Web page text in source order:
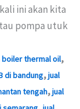
ini akan kita
pompa utuk
boiler thermal oil,
di bandung,jual
tengah,jual